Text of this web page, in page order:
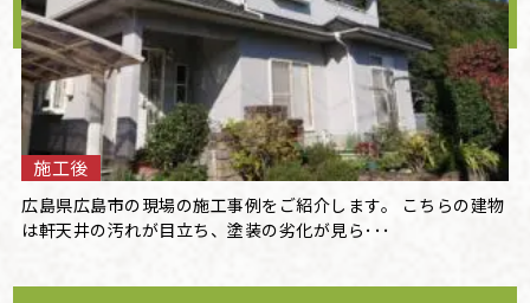
施工後
広島県広島市の現場の施工事例をご紹介します。 こちらの建物
は軒天井の汚れが目立ち、塗装の劣化が見ら･･･